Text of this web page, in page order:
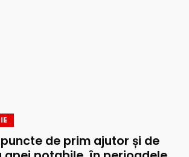
de prim ajutor și de